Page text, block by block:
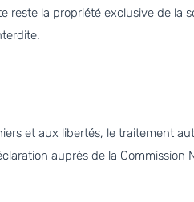
reste la propriété exclusive de la
et aux libertés, le traitement
auprès de la Commission